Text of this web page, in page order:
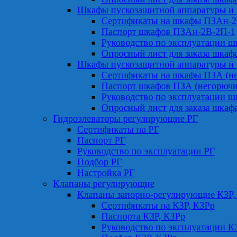
Шкафы пускозащитной аппаратуры
Сертификаты на шкафы ПЗАн-
Паспорт шкафов ПЗАн-2В-2П-1
Руководство по эксплуатации
Опросный лист для заказа
Шкафы пускозащитной аппаратуры
Сертификаты на шкафы ПЗА
Паспорт шкафов ПЗА
Руководство по эксплуатации
Опросный лист для заказа
Гидроэлеваторы регулирующие РГ
Сертификаты на РГ
Паспорт РГ
Руководство по эксплуатации РГ
Подбор РГ
Настройка РГ
Клапаны регулирующие
Клапаны запорно-регулирующие
Сертификаты на КЗР, КЗРр
Паспорта КЗР, КЗРр
Руководство по эксплуатации